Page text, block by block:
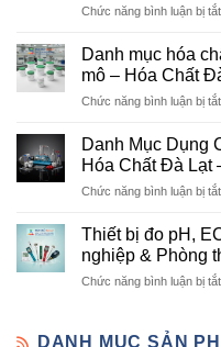
Chức năng bình luận bị tắtở
–
Danh mục hóa
mô – Hóa Chất
Chức năng bình luận bị tắtở
Danh Mục Dụng
Hóa Chất Đà Lạt
Chức năng bình luận bị tắtở
Thiết bị đo pH,
nghiệp & Phòng
Chức năng bình luận bị tắtở
DANH MỤC SẢN